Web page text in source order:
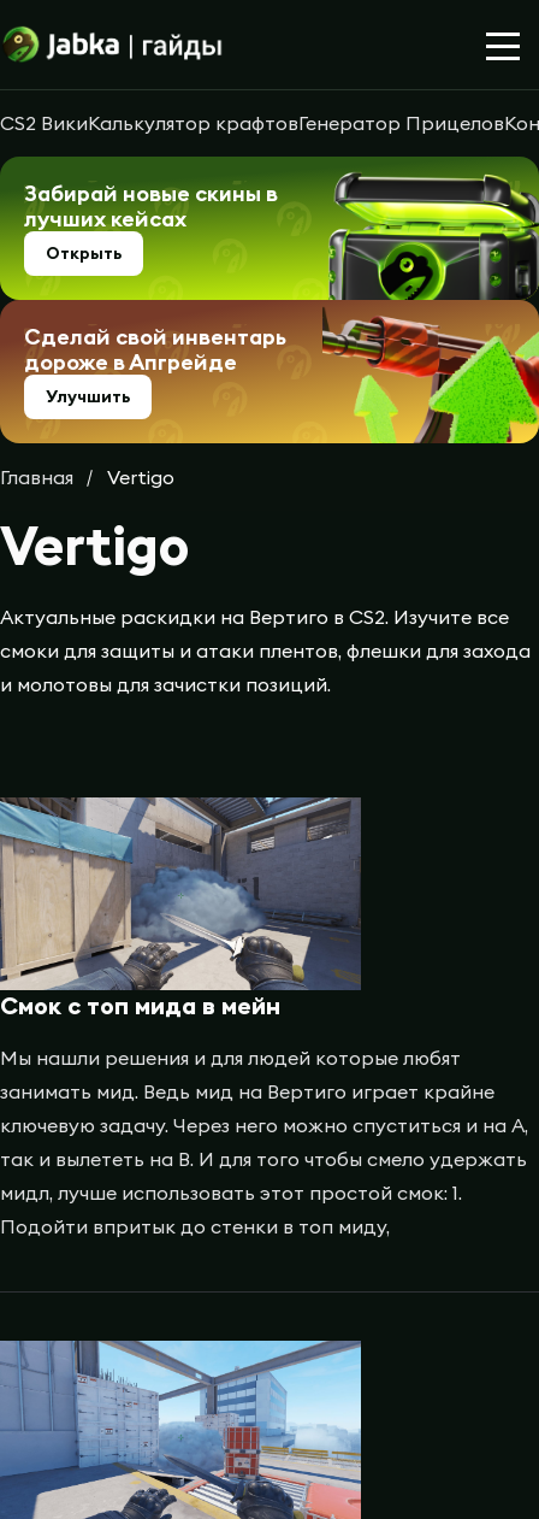
CS2 ВикиКалькулятор крафтовГенератор Прицелов
Забирай новые скины в
лучших кейсах
Открыть
Сделай свой инвентарь
дороже в Апгрейде
Улучшить
Главная Vertigo
Vertigo
Актуальные раскидки на Вертиго в CS2. Изучите все
смоки для защиты и атаки плентов, флешки для захода
и молотовы для зачистки позиций.
Смок с топ мида в мейн
Мы нашли решения и для людей которые любят
занимать мид. Ведь мид на Вертиго играет крайне
ключевую задачу. Через него можно спуститься и на A,
так и вылететь на B. И для того чтобы смело удержать
мидл, лучше использовать этот простой смок: 1.
Подойти впритык до стенки в топ миду,